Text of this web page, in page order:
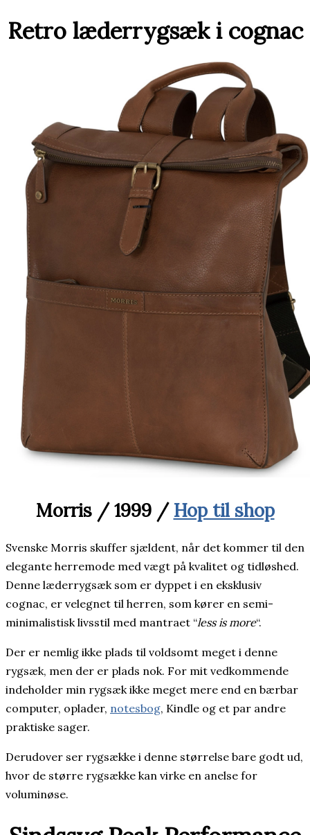
Retro læderrygsæk i cognac
Morris / 1999 / Hop til shop
Svenske Morris skuffer sjældent, når det kommer til den
elegante herremode med vægt på kvalitet og tidløshed.
Denne læderrygsæk som er dyppet i en eksklusiv
cognac, er velegnet til herren, som kører en semi-
minimalistisk livsstil med mantraet “less is more“.
Der er nemlig ikke plads til voldsomt meget i denne
rygsæk, men der er plads nok. For mit vedkommende
indeholder min rygsæk ikke meget mere end en bærbar
computer, oplader, notesbog, Kindle og et par andre
praktiske sager.
Derudover ser rygsække i denne størrelse bare godt ud,
hvor de større rygsække kan virke en anelse for
voluminøse.